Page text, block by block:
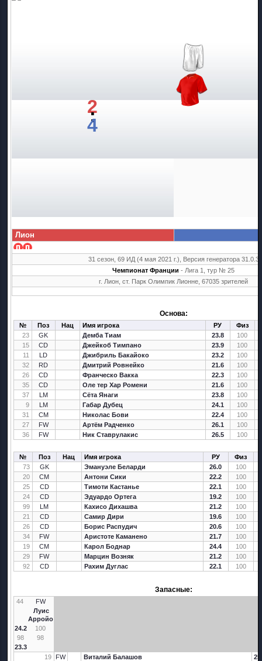
2
:
4
Лион
31 сезон, 69 ИД (4 мая 2021 г.), Версия генератора 31.0.3
Чемпионат Франции - Лига 1, тур № 25
г. Лион, ст. Парк Олимпик Лионне, 67035 зрителей
Основа:
№ Поз Нац Имя игрока РУ Физ
23
GK Демба Тиам 23.8
100
15
CD Джейкоб Тимпано 23.9
100
11
LD Джибриль Бакайоко 23.2
100
32
RD Дмитрий Ровнейко 21.6
100
26
CD Франческо Вакка 22.3
100
35
CD Оле тер Хар Ромени 21.6
100
37
LM Сёта Янаги 23.8
100
9
LM Габар Дубец 24.1
100
31
CM Николас Бови 22.4
100
27
FW Артём Радченко 26.1
100
36
FW Ник Ставрулакис 26.5 100
№ Поз Нац Имя игрока РУ Физ
73
GK Эмануэле Беларди 26.0
100
20
CM Антони Сики 22.2
100
25
CD Тимоти Кастанье 22.1
100
24
CD Эдуардо Ортега 19.2
100
99
LM Кахисо Дихашва 21.2
100
21
CD Самир Дири 19.6
100
26
CD Борис Распудич 20.6
100
34
FW Аристоте Каманено 21.7
100
19
CM Карол Боднар 24.4
100
29
FW Марцин Возняк 21.2
100
92
CD Рахим Дуглас 22.1 100
Запасные:
44
FW
Луис
Арройо
24.2
100
98
98
23.3
19
FW Виталий Балашов